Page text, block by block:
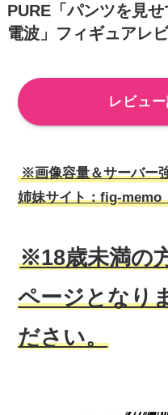
PURE「パンツを見
電波」フィギュアレ
レビュ
※画像容量＆サーバー
姉妹サイト：fig-memo
※18歳未満の
ページとなり
ださい。